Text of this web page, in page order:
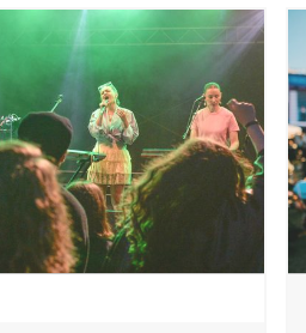
Euroopan
Oulussa.
metriä pitkä teos
18 vuoden aikana kerättyyn
ja noin 2 200 tunnin